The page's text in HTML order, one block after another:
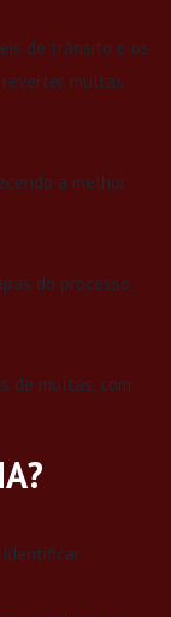
de trânsito e os
multas
a melhor
do processo,
de multas, com
identificar